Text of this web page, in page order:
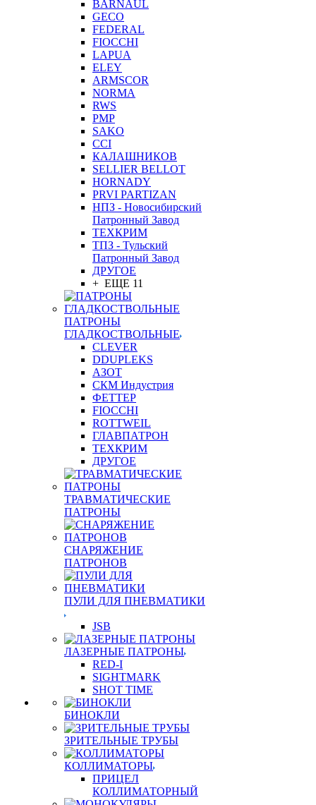
BARNAUL
GEСO
FEDERAL
FIOCCHI
LAPUA
ELEY
ARMSCOR
NORMA
RWS
PMP
SAKO
CCI
КАЛАШНИКОВ
SELLIER BELLOT
HORNADY
PRVI PARTIZAN
НПЗ - Новосибирский
Патронный Завод
ТЕХКРИМ
ТПЗ - Тульский
Патронный Завод
ДРУГОЕ
+ ЕЩЕ 11
ПАТРОНЫ
ГЛАДКОСТВОЛЬНЫЕ
CLEVER
DDUPLEKS
АЗОТ
СКМ Индустрия
ФЕТТЕР
FIOCCHI
ROTTWEIL
ГЛАВПАТРОН
ТЕХКРИМ
ДРУГОЕ
ТРАВМАТИЧЕСКИЕ
ПАТРОНЫ
СНАРЯЖЕНИЕ
ПАТРОНОВ
ПУЛИ ДЛЯ ПНЕВМАТИКИ
JSB
ЛАЗЕРНЫЕ ПАТРОНЫ
RED-I
SIGHTMARK
SHOT TIME
БИНОКЛИ
ЗРИТЕЛЬНЫЕ ТРУБЫ
КОЛЛИМАТОРЫ
ПРИЦЕЛ
КОЛЛИМАТОРНЫЙ